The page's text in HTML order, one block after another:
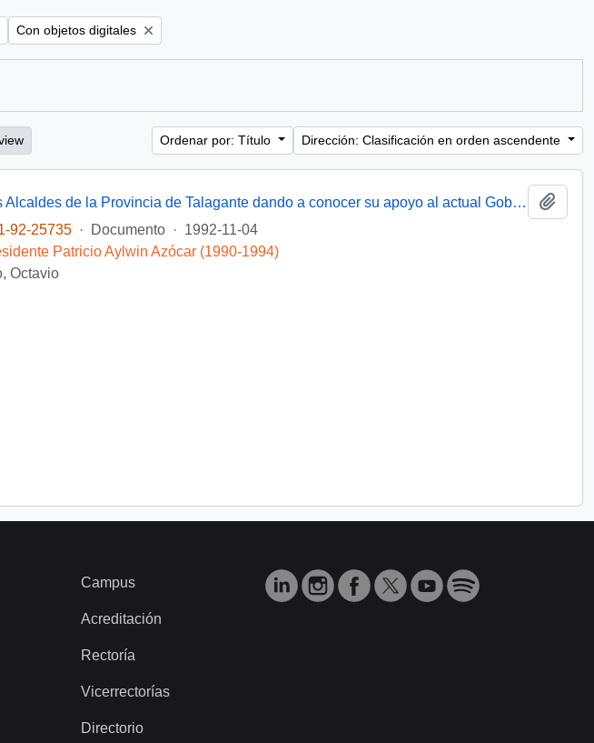
Remove filter:
Con objetos digitales
Ordenar por: Título Dirección: Clasificación en orden ascendente
[Carta de los Alcaldes de la Provincia de Talagante dando a conocer su apoyo al actual Gobernador Provincial a quien le fue solicitada su renuncia]
92-25735
· Documento · 1992-11-04
Patricio Aylwin Azócar (1990-1994)
Octavio
Campus
Acreditación
Rectoría
Vicerrectorías
Directorio